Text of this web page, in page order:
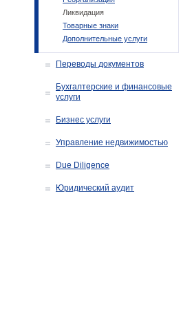
Ликвидация
Товарные знаки
Дополнительные услуги
Переводы документов
Бухгалтерские и финансовые
услуги
Бизнес услуги
Управление недвижимостью
Due Diligence
Юридический аудит